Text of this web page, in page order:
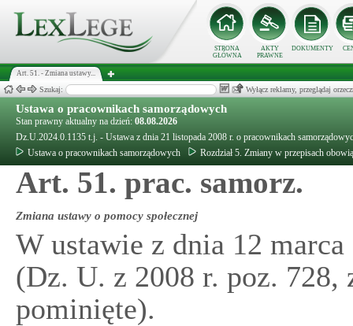
STRONA
GŁÓWNA
AKTY
PRAWNE
DOKUMENTY
Art. 51. - Zmiana ustawy...
Szukaj: Wyłącz reklamy, przeglądaj
Ustawa o pracownikach samorządowych
Stan prawny aktualny na dzień: 08.08.2026
Dz.U.2024.0.1135 t.j. - Ustawa z dnia 21 listopada 2008 r. o pracownikach
Ustawa o pracownikach samorządowych
Rozdział 5. Zmiany w przepisach
Art. 51. prac. samorz.
Zmiana ustawy o pomocy społecznej
W ustawie z dnia 12
(Dz. U. z 2008 r. poz.
pominięte).